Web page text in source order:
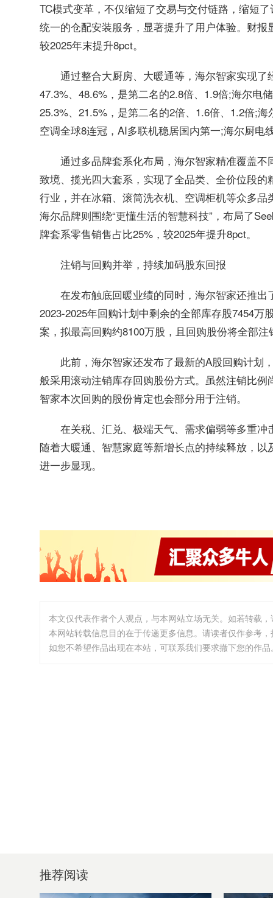
TC模式变革，不仅缩短了交易与交付链路，缩短
统一的仓配安装服务，显著提升了用户体验。财
较2025年末提升8pct。
通过整合大厨房、大暖通等，海尔智家实现
47.3%、48.6%，是第二名的2.8倍、1.9倍;海尔电
25.3%、21.5%，是第二名的2倍、1.6倍、1.2倍;
空调全球8连冠，AI多联机稳居国内第一;海尔厨电
通过多品牌套系化布局，海尔智家精准覆盖
致境、揽光四大套系，实现了全品类、全价位段
行业，并在冰箱、滚筒洗衣机、空调柜机等众多
海尔品牌则围绕“更懂生活的智慧科技”，布局了
牌套系零售销售占比25%，较2025年提升8pct。
注销与回购并举，持续加码股东回报
在发布触底回暖业绩的同时，海尔智家还推
2023-2025年回购计划中剩余的全部库存股7454
案，拟最高回购约8100万股，且回购股份将全部注
此前，海尔智家还发布了最新的A股回购计划
般采用滚动注销库存回购股份方式。虽然注销比
智家本次回购的股份肯定也会部分用于注销。
在关税、汇兑、极端天气、需求偏弱等多重
随着大暖通、智慧家庭等新增长点的持续释放，
进一步显现。
本文仅代表作者个人观点，与本网站立场无关。如若转载
本网站转载信息目的在于传递更多信息。请读者仅作参考
如您不希望作品出现在本站，可联系我们要求撤下您的作
推荐阅读